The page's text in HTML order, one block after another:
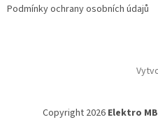
Podmínky ochrany osobních údajů
Copyright 2026 Elektro MB